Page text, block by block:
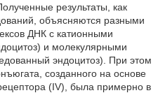
результаты, как
объясняются разными
ДНК с катионными
и молекулярными
эндоцитоз). При этом
созданного на основе
(IV), была примерно в